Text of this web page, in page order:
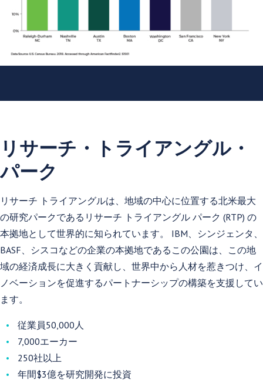
リサーチ・トライアングル・
パーク
リサーチ トライアングルは、地域の中心に位置する北米最大
の研究パークであるリサーチ トライアングル パーク (RTP) の
本拠地として世界的に知られています。 IBM、シンジェンタ、
BASF、シスコなどの企業の本拠地であるこの公園は、この地
域の経済成長に大きく貢献し、世界中から人材を惹きつけ、イ
ノベーションを促進するパートナーシップの構築を支援してい
ます。
従業員50,000人
7,000エーカー
250社以上
年間$3億を研究開発に投資